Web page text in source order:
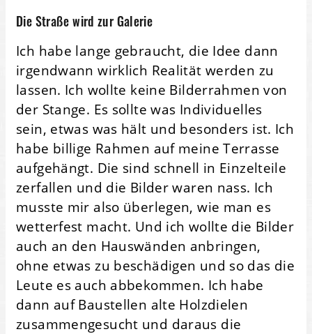
Die Straße wird zur Galerie
Ich habe lange gebraucht, die Idee dann
irgendwann wirklich Realität werden zu
lassen. Ich wollte keine Bilderrahmen von
der Stange. Es sollte was Individuelles
sein, etwas was hält und besonders ist. Ich
habe billige Rahmen auf meine Terrasse
aufgehängt. Die sind schnell in Einzelteile
zerfallen und die Bilder waren nass. Ich
musste mir also überlegen, wie man es
wetterfest macht. Und ich wollte die Bilder
auch an den Hauswänden anbringen,
ohne etwas zu beschädigen und so das die
Leute es auch abbekommen. Ich habe
dann auf Baustellen alte Holzdielen
zusammengesucht und daraus die